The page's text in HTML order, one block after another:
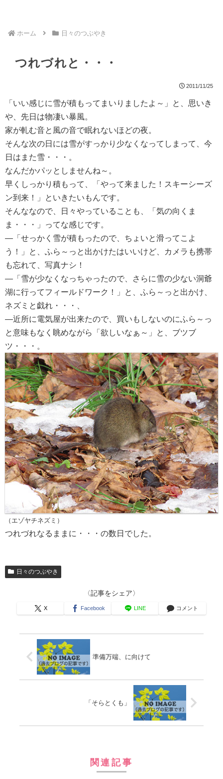
ホーム 日々のつぶやき
つれづれと・・・
2011/11/25
「いい感じに雪が積もってまいりましたよ～」と、思いき
や、先日は物凄い暴風。
家が軋む音と風の音で眠れないほどの夜。
そんな次の日には雪がすっかり少なくなってしまって、今
日はまた雪・・・。
なんだかパッとしませんね～。
早くしっかり積もって、「やって来ました！スキーシーズ
ン到来！」といきたいもんです。
そんななので、日々やっていることも、「気の向くま
ま・・・」ってな感じです。
―「せっかく雪が積もったので、ちょいと滑ってこよ
う！」と、ふら～っと出かけたはいいけど、カメラも携帯
も忘れて、写真ナシ！
―「雪が少なくなっちゃったので、さらに雪の少ない洞爺
湖に行ってフィールドワーク！」と、ふら～っと出かけ、
ネズミと戯れ・・・、
―近所に電気屋が出来たので、買いもしないのにふら～っ
と意味もなく眺めながら「欲しいなぁ～」と、ブツブ
ツ・・・。
（エゾヤチネズミ）
つれづれなるままに・・・の数日でした。
日々のつぶやき
〈記事をシェア〉
X Facebook LINE コメント
準備万端、に向けて
「そらとくも」
関連記事